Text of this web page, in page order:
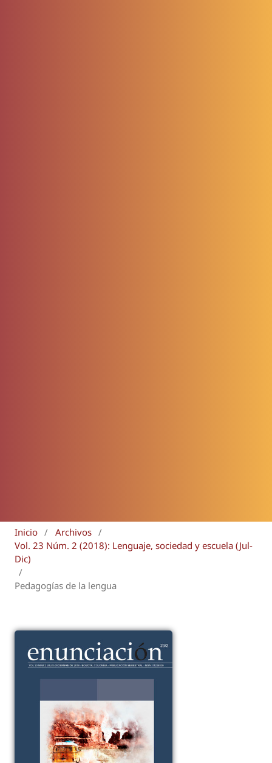
Inicio / Archivos /
Vol. 23 Núm. 2 (2018): Lenguaje, sociedad y escuela (Jul-
Dic)
/
Pedagogías de la lengua